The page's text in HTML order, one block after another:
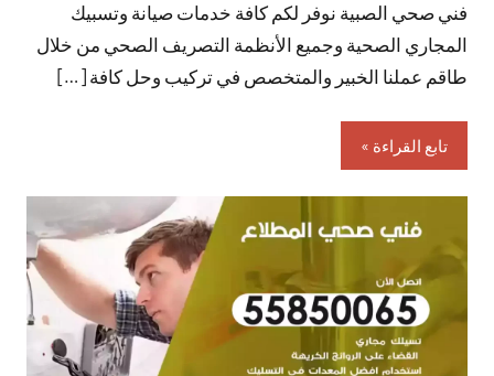
تعليقات
فني صحي الصبية نوفر لكم كافة خدمات صيانة وتسبيك
المجاري الصحية وجميع الأنظمة التصريف الصحي من خلال
طاقم عملنا الخبير والمتخصص في تركيب وحل كافة […]
تابع القراءة